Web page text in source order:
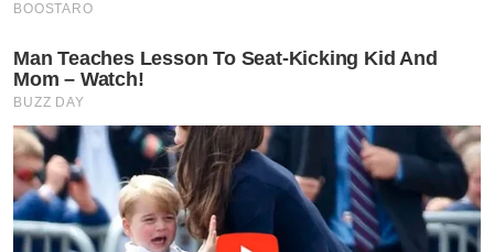
BOOSTARO
Man Teaches Lesson To Seat-Kicking Kid And
Mom – Watch!
BUZZ DAY